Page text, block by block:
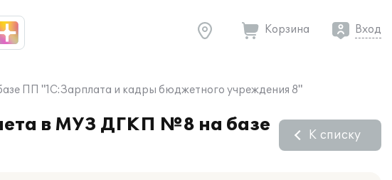
Корзина Вход
ПП "1С:Зарплата и кадры бюджетного учреждения 8"
в МУЗ ДГКП №8 на базе
К списку